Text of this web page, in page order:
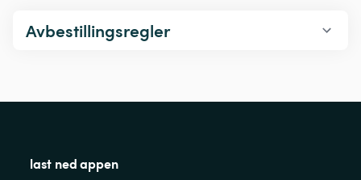
Avbestillingsregler
last ned appen